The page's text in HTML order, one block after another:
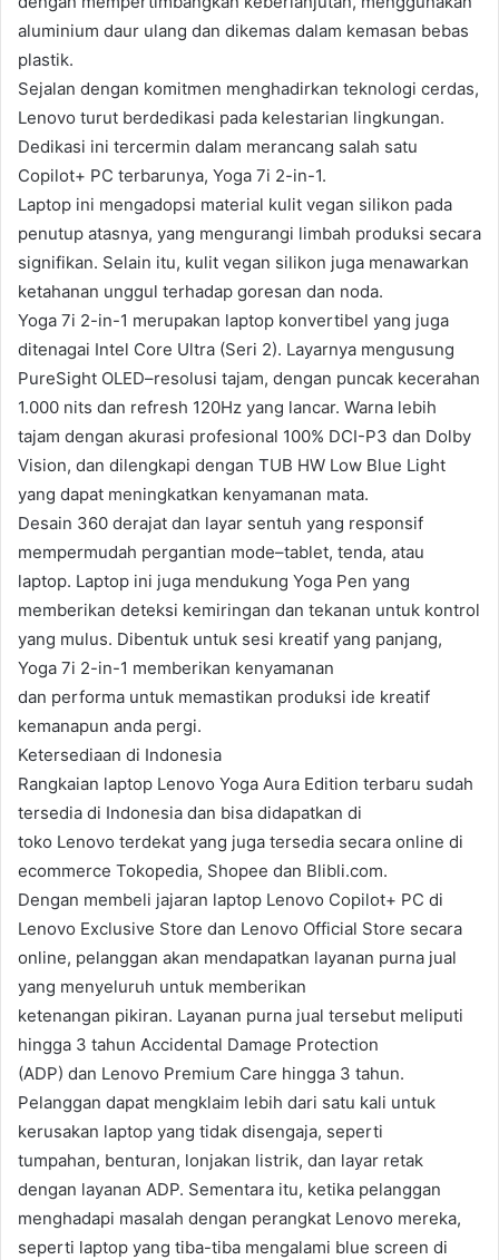
aluminium daur ulang dan dikemas dalam kemasan bebas
plastik.
Sejalan dengan komitmen menghadirkan teknologi cerdas,
Lenovo turut berdedikasi pada kelestarian lingkungan.
Dedikasi ini tercermin dalam merancang salah satu
Copilot+ PC terbarunya, Yoga 7i 2-in-1.
Laptop ini mengadopsi material kulit vegan silikon pada
penutup atasnya, yang mengurangi limbah produksi secara
signifikan. Selain itu, kulit vegan silikon juga menawarkan
ketahanan unggul terhadap goresan dan noda.
Yoga 7i 2-in-1 merupakan laptop konvertibel yang juga
ditenagai Intel Core Ultra (Seri 2). Layarnya mengusung
PureSight OLED–resolusi tajam, dengan puncak kecerahan
1.000 nits dan refresh 120Hz yang lancar. Warna lebih
tajam dengan akurasi profesional 100% DCI-P3 dan Dolby
Vision, dan dilengkapi dengan TUB HW Low Blue Light
yang dapat meningkatkan kenyamanan mata.
Desain 360 derajat dan layar sentuh yang responsif
mempermudah pergantian mode–tablet, tenda, atau
laptop. Laptop ini juga mendukung Yoga Pen yang
memberikan deteksi kemiringan dan tekanan untuk kontrol
yang mulus. Dibentuk untuk sesi kreatif yang panjang,
Yoga 7i 2-in-1 memberikan kenyamanan
dan performa untuk memastikan produksi ide kreatif
kemanapun anda pergi.
Ketersediaan di Indonesia
Rangkaian laptop Lenovo Yoga Aura Edition terbaru sudah
tersedia di Indonesia dan bisa didapatkan di
toko Lenovo terdekat yang juga tersedia secara online di
ecommerce Tokopedia, Shopee dan Blibli.com.
Dengan membeli jajaran laptop Lenovo Copilot+ PC di
Lenovo Exclusive Store dan Lenovo Official Store secara
online, pelanggan akan mendapatkan layanan purna jual
yang menyeluruh untuk memberikan
ketenangan pikiran. Layanan purna jual tersebut meliputi
hingga 3 tahun Accidental Damage Protection
(ADP) dan Lenovo Premium Care hingga 3 tahun.
Pelanggan dapat mengklaim lebih dari satu kali untuk
kerusakan laptop yang tidak disengaja, seperti
tumpahan, benturan, lonjakan listrik, dan layar retak
dengan layanan ADP. Sementara itu, ketika pelanggan
menghadapi masalah dengan perangkat Lenovo mereka,
seperti laptop yang tiba-tiba mengalami blue screen di